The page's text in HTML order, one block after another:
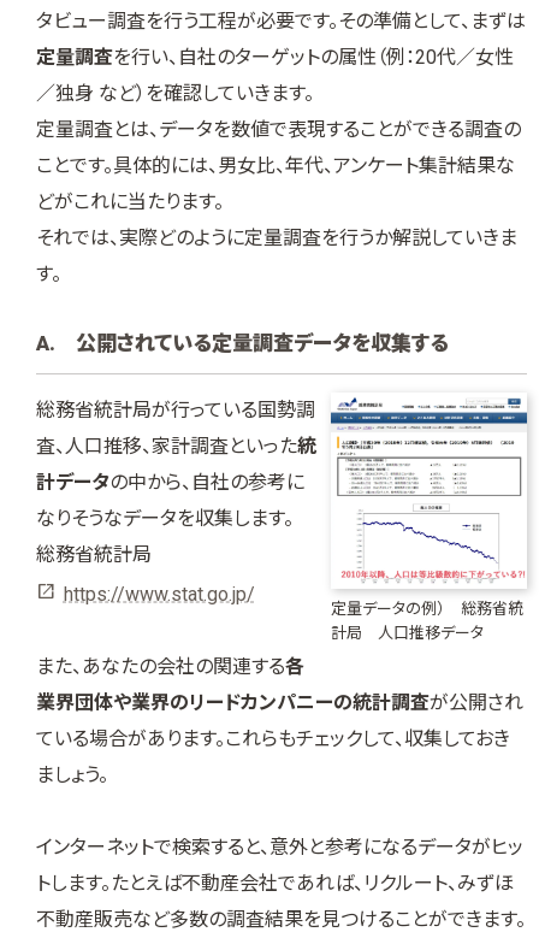
タビュー調査を行う工程が必要です。その準備として、まずは
定量調査を行い、自社のターゲットの属性（例：20代／女性
／独身 など）を確認していきます。
定量調査とは、データを数値で表現することができる調査の
ことです。具体的には、男女比、年代、アンケート集計結果な
どがこれに当たります。
それでは、実際どのように定量調査を行うか解説していきま
す。
A. 公開されている定量調査データを収集する
定量データの例） 総務省統
計局 人口推移データ
総務省統計局が行っている国勢調
査、人口推移、家計調査といった統
計データの中から、自社の参考に
なりそうなデータを収集します。
総務省統計局
https://www.stat.go.jp/
また、あなたの会社の関連する各
業界団体や業界のリードカンパニーの統計調査が公開され
ている場合があります。これらもチェックして、収集しておき
ましょう。
インターネットで検索すると、意外と参考になるデータがヒッ
トします。たとえば不動産会社であれば、リクルート、みずほ
不動産販売など多数の調査結果を見つけることができます。